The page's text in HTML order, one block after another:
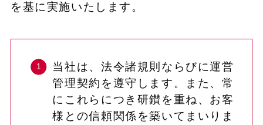
を基に実施いたします。
当社は、法令諸規則ならびに運営
管理契約を遵守します。また、常
にこれらにつき研鑚を重ね、お客
様との信頼関係を築いてまいりま